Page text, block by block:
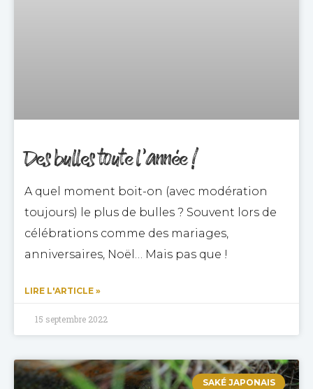
Des bulles toute l’année !
A quel moment boit-on (avec modération
toujours) le plus de bulles ? Souvent lors de
célébrations comme des mariages,
anniversaires, Noël… Mais pas que !
LIRE L'ARTICLE »
15 septembre 2022
SAKÉ JAPONAIS